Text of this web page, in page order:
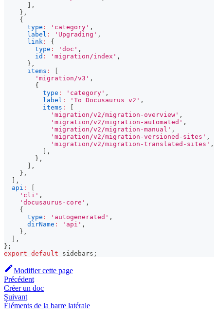
,
} ,
{
type : 'category' ,
label : 'Upgrading' ,
link :
{
type : 'doc' ,
id : 'migration/index' ,
} ,
items :
'migration/v3' ,
{
type : 'category' ,
label : 'To Docusaurus v2' ,
items :
'migration/v2/migration-overview' ,
'migration/v2/migration-automated' ,
'migration/v2/migration-manual' ,
'migration/v2/migration-versioned-sites' ,
'migration/v2/migration-translated-sites' ,
,
} ,
,
} ,
,
api :
'cli' ,
'docusaurus-core' ,
{
type : 'autogenerated' ,
dirName : 'api' ,
} ,
,
} ;
export default sidebars ;
Modifier cette page
Précédent
Créer un doc
Suivant
Éléments de la barre latérale